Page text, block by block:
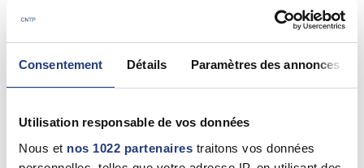
Consentement Détails Paramètres des annonces
Utilisation responsable de vos données
Nous et nos 1022 partenaires traitons vos données
03 - {"num":"03","name":"Allier"}
Buxières-Les-Mines (03440)
0470660041